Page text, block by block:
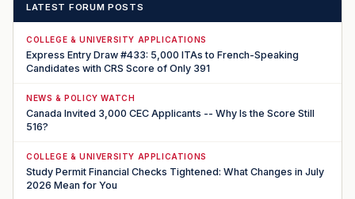
LATEST FORUM POSTS
COLLEGE & UNIVERSITY APPLICATIONS
Express Entry Draw #433: 5,000 ITAs to French-Speaking
Candidates with CRS Score of Only 391
NEWS & POLICY WATCH
Canada Invited 3,000 CEC Applicants -- Why Is the Score Still
516?
COLLEGE & UNIVERSITY APPLICATIONS
Study Permit Financial Checks Tightened: What Changes in July
2026 Mean for You